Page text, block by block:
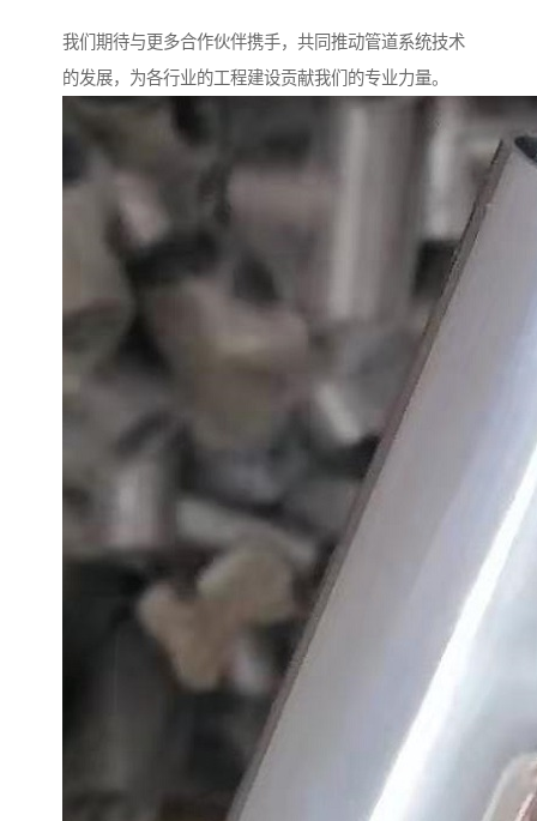
我们期待与更多合作伙伴携手，共同推动管道系统技术
的发展，为各行业的工程建设贡献我们的专业力量。